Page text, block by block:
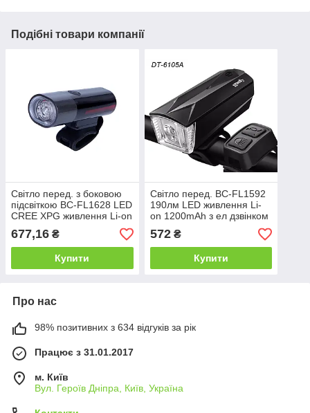
Подібні товари компанії
Cвiтло перед. з боковою
пiдсвiткою BC-FL1628 LED
CREE XPG живлення Li-on
1200mAh USB Pl
677,16 ₴
Купити
Свiтло перед. BC-FL1592
190лм LED живлення Li-
on 1200mAh з ел дзвiнком
USB Pl
572₴
Купити
Про нас
98% позитивних з 634 відгуків за рік
Працює з 31.01.2017
м. Київ
Вул. Героїв Дніпра, Київ, Україна